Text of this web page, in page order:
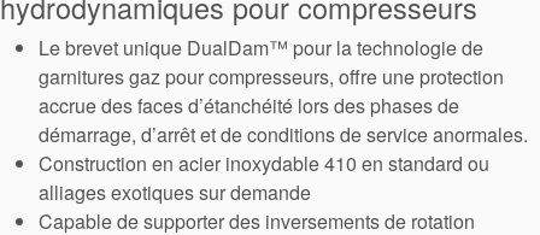
tresses
d’étanchéité
Système de
support de
Le brevet unique DualDam™ pour la technologie de
garnitures gaz pour compresseurs, offre une protection
accrue des faces d’étanchéité lors des phases de
démarrage, d’arrêt et de conditions de service anormales.
Construction en acier inoxydable 410 en standard ou
alliages exotiques sur demande
Capable de supporter des inversements de rotation